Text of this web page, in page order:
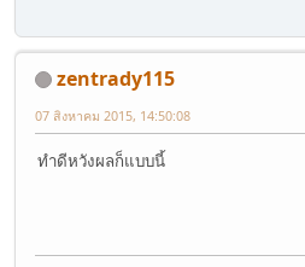
zentrady115
07 สิงหาคม 2015, 14:50:08
ทําดีหวังผลก็แบบนี้